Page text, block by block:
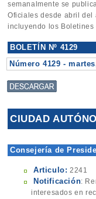
semanalmente se
Oficiales desde abril del
incluyendo los
BOLETÍN Nº 4129
Número 4129 -
CIUDAD
Consejería de
Articulo: 2241
Notificación:
interesados en